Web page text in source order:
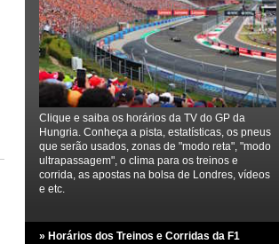
Clique e saiba os horários da TV do GP da
Hungria. Conheça a pista, estatísticas, os pneus
que serão usados, zonas de "modo reta", "modo
ultrapassagem", o clima para os treinos e
corrida, as apostas na bolsa de Londres, vídeos
e etc.
» Horários dos Treinos e Corridas da F1